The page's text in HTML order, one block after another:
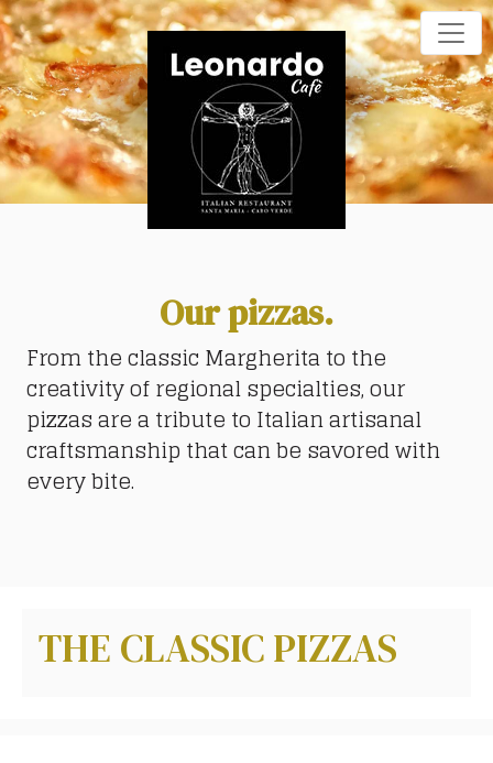
Our pizzas.
From the classic Margherita to the
creativity of regional specialties, our
pizzas are a tribute to Italian artisanal
craftsmanship that can be savored with
every bite.
THE CLASSIC PIZZAS